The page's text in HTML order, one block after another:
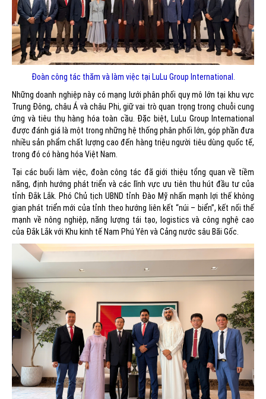
Đoàn công tác thăm và làm việc tại LuLu Group International.
Những doanh nghiệp này có mạng lưới phân phối quy mô lớn tại khu vực
Trung Đông, châu Á và châu Phi, giữ vai trò quan trọng trong chuỗi cung
ứng và tiêu thụ hàng hóa toàn cầu. Đặc biệt, LuLu Group International
được đánh giá là một trong những hệ thống phân phối lớn, góp phần đưa
nhiều sản phẩm chất lượng cao đến hàng triệu người tiêu dùng quốc tế,
trong đó có hàng hóa Việt Nam.
Tại các buổi làm việc, đoàn công tác đã giới thiệu tổng quan về tiềm
năng, định hướng phát triển và các lĩnh vực ưu tiên thu hút đầu tư của
tỉnh Đắk Lắk. Phó Chủ tịch UBND tỉnh Đào Mỹ nhấn mạnh lợi thế không
gian phát triển mới của tỉnh theo hướng liên kết “núi – biển”, kết nối thế
mạnh về nông nghiệp, năng lượng tái tạo, logistics và công nghệ cao
của Đắk Lắk với Khu kinh tế Nam Phú Yên và Cảng nước sâu Bãi Gốc.